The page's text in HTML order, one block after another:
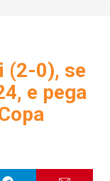
(2-0), se
e pega